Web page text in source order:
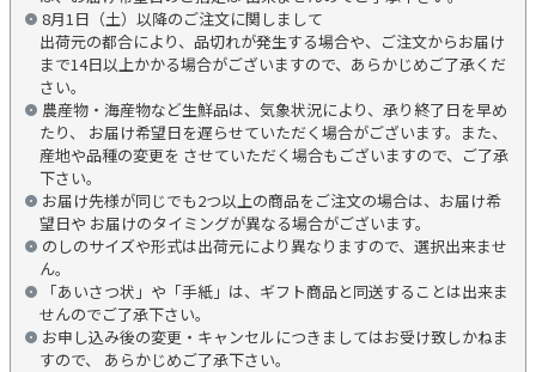
8月1日（土）以降のご注文に関しまして
出荷元の都合により、品切れが発生する場合や、ご注文からお届け
まで14日以上かかる場合がございますので、あらかじめご了承くだ
さい。
農産物・海産物など生鮮品は、気象状況により、承り終了日を早め
たり、 お届け希望日を遅らせていただく場合がございます。また、
産地や品種の変更を させていただく場合もございますので、ご了承
下さい。
お届け先様が同じでも2つ以上の商品をご注文の場合は、お届け希
望日や お届けのタイミングが異なる場合がございます。
のしのサイズや形式は出荷元により異なりますので、選択出来ませ
ん。
「あいさつ状」や「手紙」は、ギフト商品と同送することは出来ま
せんのでご了承下さい。
お申し込み後の変更・キャンセルにつきましてはお受け致しかねま
すので、 あらかじめご了承下さい。